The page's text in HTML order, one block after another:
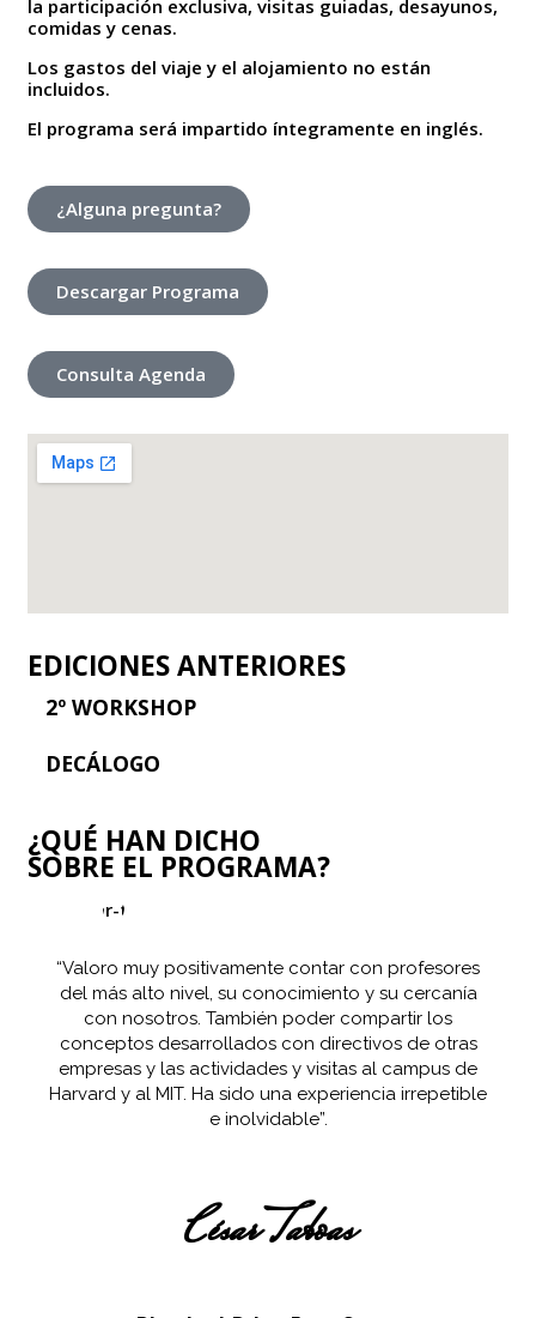
la participación exclusiva, visitas guiadas, desayunos,
comidas y cenas.
Los gastos del viaje y el alojamiento no están
incluidos.
El programa será impartido íntegramente en inglés.
¿Alguna pregunta?
Descargar Programa
Consulta Agenda
EDICIONES ANTERIORES
2º WORKSHOP
DECÁLOGO
¿QUÉ HAN DICHO
SOBRE EL PROGRAMA?
“Valoro muy positivamente contar con profesores
del más alto nivel, su conocimiento y su cercanía
con nosotros. También poder compartir los
conceptos desarrollados con directivos de otras
empresas y las actividades y visitas al campus de
Harvard y al MIT. Ha sido una experiencia irrepetible
e inolvidable”.
César Taboas